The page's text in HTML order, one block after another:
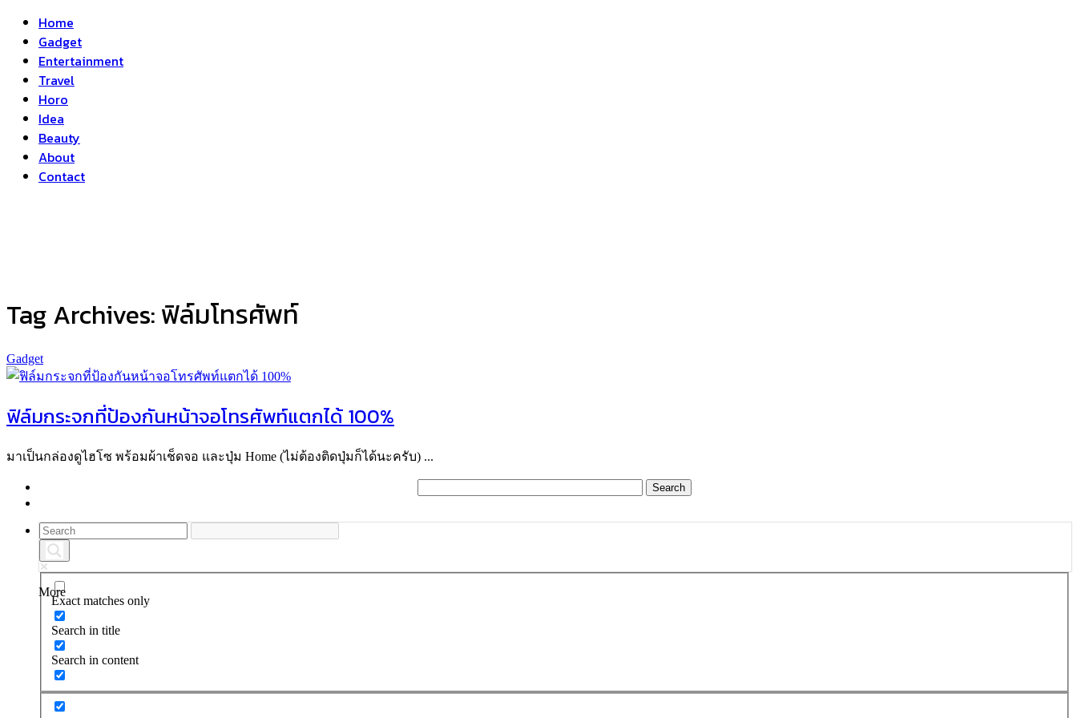
Home
Gadget
Entertainment
Travel
Horo
Idea
Beauty
About
Contact
Tag Archives:ฟิล์มโทรศัพท์
Gadget
ฟิล์มกระจกที่ป้องกันหน้าจอโทรศัพท์แตกได้ 100%
มาเป็นกล่องดูไฮโซ พร้อมผ้าเช็ดจอ และปุ่ม Home (ไม่ต้องติดปุ่มก็ได้นะครับ) ...
More
Exact matches only
Search in title
Search in content